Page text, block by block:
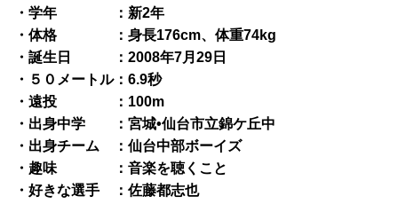
・学年 ：新2年
・体格 ：身長176cm、体重74kg
・誕生日 ：2008年7月29日
・５０メートル：6.9秒
・遠投 ：100m
・出身中学 ：宮城•仙台市立錦ケ丘中
・出身チーム ：仙台中部ボーイズ
・趣味 ：音楽を聴くこと
・好きな選手 ：佐藤都志也